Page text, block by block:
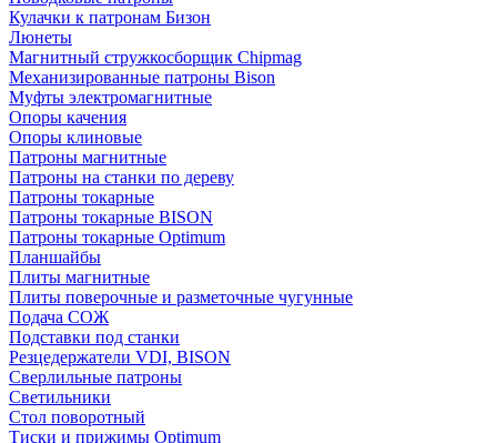
Кулачки к патронам Бизон
Люнеты
Магнитный стружкосборщик Chipmag
Механизированные патроны Bison
Муфты электромагнитные
Опоры качения
Опоры клиновые
Патроны магнитные
Патроны на станки по дереву
Патроны токарные
Патроны токарные BISON
Патроны токарные Optimum
Планшайбы
Плиты магнитные
Плиты поверочные и разметочные чугунные
Подача СОЖ
Подставки под станки
Резцедержатели VDI, BISON
Сверлильные патроны
Светильники
Стол поворотный
Тиски и прижимы Optimum